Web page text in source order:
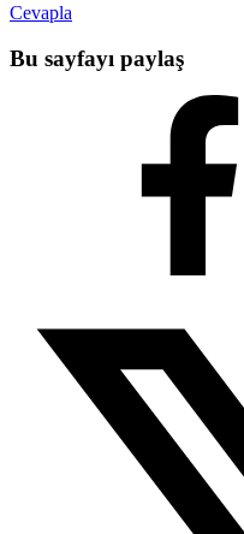
Cevapla
Bu sayfayı paylaş